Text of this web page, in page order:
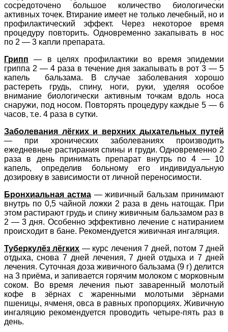
сосредоточено большое количество биологически
активных точек. Втирание имеет не только лечебный, но и
профилактический эффект. Через некоторое время
процедуру повторить. Одновременно закапывать в нос
по 2 — 3 капли препарата.
Грипп — в целях профилактики во время эпидемии
гриппа 2 — 4 раза в течение дня закапывать в рот 3 — 5
капель бальзама. В случае заболевания хорошо
растереть грудь, спину, ноги, руки, уделяя особое
внимание биологически активным точкам вдоль носа
снаружи, под носом. Повторять процедуру каждые 5 — 6
часов, т.е. 4 раза в сутки.
Заболевания лёгких и верхних дыхательных путей
— при хронических заболеваниях производить
ежедневные растирания спины и груди. Одновременно 2
раза в день принимать препарат внутрь по 4 — 10
капель, определив больному его индивидуальную
дозировку в зависимости от личной переносимости.
Бронхиальная астма— живичный бальзам принимают
внутрь по 0,5 чайной ложки 2 раза в день натощак. При
этом растирают грудь и спину живичным бальзамом раз в
2 — 3 дня. Особенно эффективно лечение с натиранием
происходит в бане. Рекомендуется живичная ингаляция.
Туберкулёз лёгких — курс лечения 7 дней, потом 7 дней
отдыха, снова 7 дней лечения, 7 дней отдыха и 7 дней
лечения. Суточная доза живичного бальзама (9 г) делится
на 3 приёма, и запивается горячим молоком с морковным
соком. Во время лечения пьют заваренный молотый
кофе в зёрнах с жаренными молотыми зёрнами
пшеницы, ячменя, овса в равных пропорциях. Живичную
ингаляцию рекомендуется проводить четыре-пять раз в
день.